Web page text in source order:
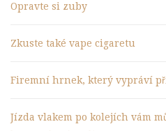
Opravte si zuby
Zkuste také vape cigaretu
Firemní hrnek, který vypráví
Jízda vlakem po kolejích vám